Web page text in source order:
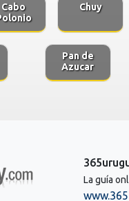
Cabo
Chuy
Pan de
Azucar
La guía